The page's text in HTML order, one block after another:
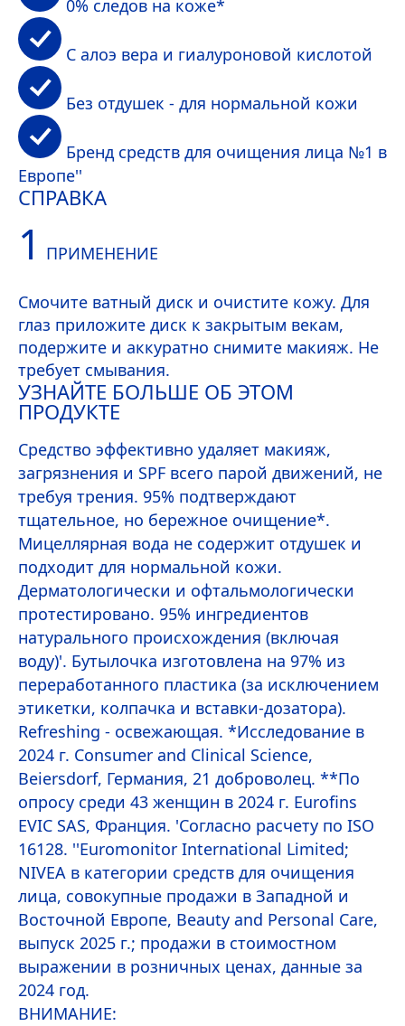
0% следов на коже*
С алоэ вера и гиалуроновой кислотой
Без отдушек - для нормальной кожи
Бренд средств для очищения лица №1 в
Европе''
СПРАВКА
1 ПРИМЕНЕНИЕ
Смочите ватный диск и очистите кожу. Для
глаз приложите диск к закрытым векам,
подержите и аккуратно снимите макияж. Не
требует смывания.
УЗНАЙТЕ БОЛЬШЕ ОБ ЭТОМ
ПРОДУКТЕ
Средство эффективно удаляет макияж,
загрязнения и SPF всего парой движений, не
требуя трения. 95% подтверждают
тщательное, но бережное очищение*.
Мицеллярная вода не содержит отдушек и
подходит для нормальной кожи.
Дерматологически и офтальмологически
протестировано. 95% ингредиентов
натурального происхождения (включая
воду)'. Бутылочка изготовлена на 97% из
переработанного пластика (за исключением
этикетки, колпачка и вставки-дозатора).
Refreshing - освежающая. *Исследование в
2024 г. Consumer and Clinical Science,
Beiersdorf, Германия, 21 доброволец. **По
опросу среди 43 женщин в 2024 г. Eurofins
EVIC SAS, Франция. 'Согласно расчету по ISO
16128. ''Euromonitor International Limited;
NIVEA в категории средств для очищения
лица, совокупные продажи в Западной и
Восточной Европе, Beauty and Personal Care,
выпуск 2025 г.; продажи в стоимостном
выражении в розничных ценах, данные за
2024 год.
ВНИМАНИЕ: